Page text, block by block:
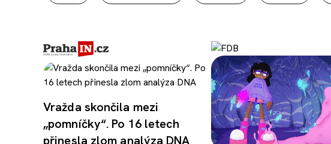
Vražda skončila mezi
„pomníčky“. Po 16 letech
přinesla zlom analýza DNA